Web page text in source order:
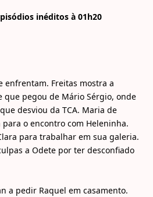
inéditos à 01h20
enfrentam. Freitas mostra a
que pegou de Mário Sérgio, onde
desviou da TCA. Maria de
o encontro com Heleninha.
para trabalhar em sua galeria.
a Odete por ter desconfiado
a pedir Raquel em casamento.